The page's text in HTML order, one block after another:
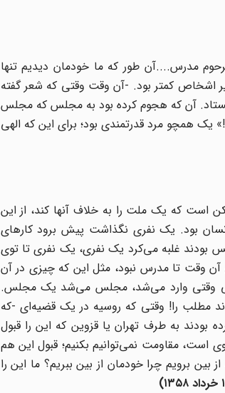
مدرس....آن طور که ما خودمان دیدیم تنها
اشخاص کمتر بود. -آن وقت وقتی که شعر گفته
آن که هجوم کرده بود به مجلس که مجلس
یک همچو مرد قدرتمندی بود؛ برای این که الهی
است که یک ملت را به خلاف آنها کند، از این
بود. یک نفری نگذاشت پیش برود کارهای
بودند غلبه می‌کرد یک نفری، یک نفری تا توی
وقت تا مدرس نبود، مثل این که چیزی در آن
وقتی وارد می‌شد، مجلس می‌شد یک مجلس.
مطلب را! وقتی که روسیه در یک قضیه‌ای -که
بودند به طرف تهران یا قزوین که این را قبول
است، مقاومت نمی‌توانیم بکنیم؛ قبول این هم
برویم چرا خودمان از بین ببریم؟ ما این را
)